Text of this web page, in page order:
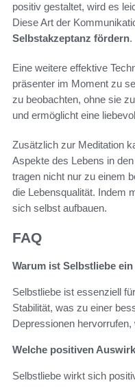
positiv gestaltet, wird es
Diese Art der
Selbstakzeptanz fördern.
Eine weitere effektive
präsenter im Moment zu
zu beobachten, ohne sie
und ermöglicht eine
Zusätzlich zur Meditation
Aspekte des Lebens in
tragen nicht nur zu einem
die Lebensqualität. Indem
sich selbst aufbauen.
FAQ
Warum ist Selbstliebe
Selbstliebe ist essenziell
Stabilität, was zu einer
Depressionen
Welche positiven
Selbstliebe wirkt sich